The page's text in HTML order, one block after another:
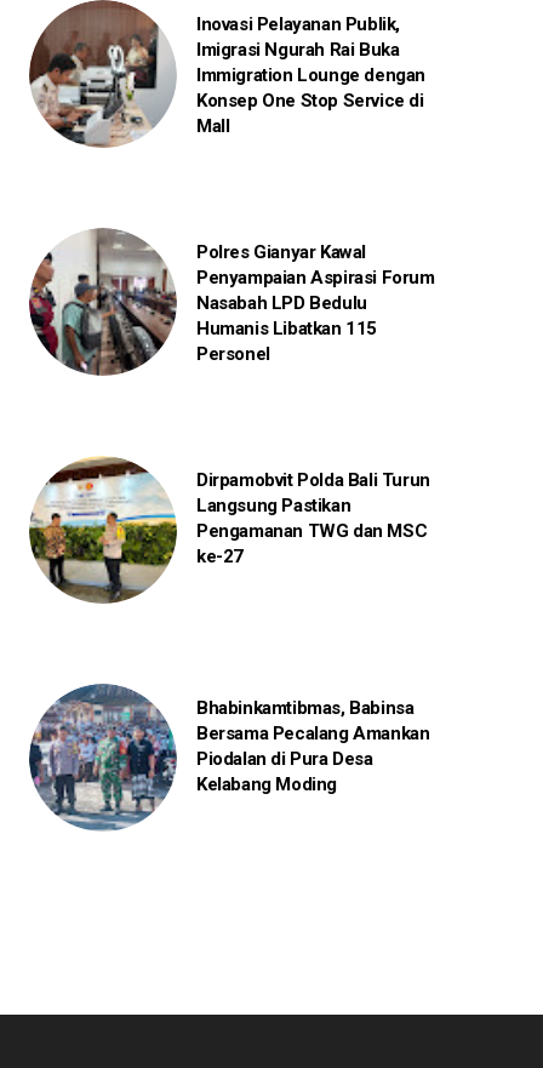
Inovasi Pelayanan Publik,
Imigrasi Ngurah Rai Buka
Immigration Lounge dengan
Konsep One Stop Service di
Mall
Polres Gianyar Kawal
Penyampaian Aspirasi Forum
Nasabah LPD Bedulu
Humanis Libatkan 115
Personel
Dirpamobvit Polda Bali Turun
Langsung Pastikan
Pengamanan TWG dan MSC
ke-27
Bhabinkamtibmas, Babinsa
Bersama Pecalang Amankan
Piodalan di Pura Desa
Kelabang Moding